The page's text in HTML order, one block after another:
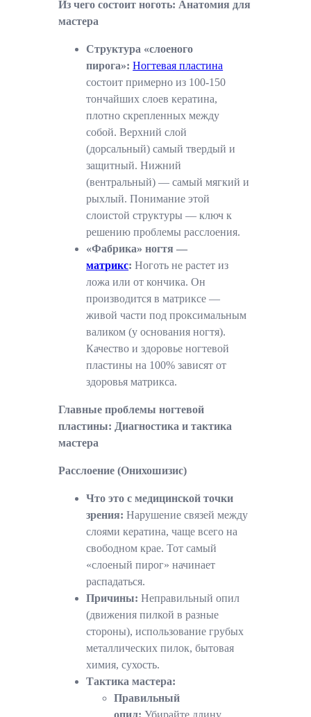
Из чего состоит ноготь: Анатомия для
мастера
Структура «слоеного
пирога»: Ногтевая пластина
состоит примерно из 100-150
тончайших слоев кератина,
плотно скрепленных между
собой. Верхний слой
(дорсальный) самый твердый и
защитный. Нижний
(вентральный) — самый мягкий и
рыхлый. Понимание этой
слоистой структуры — ключ к
решению проблемы расслоения.
«Фабрика» ногтя —
матрикс: Ноготь не растет из
ложа или от кончика. Он
производится в матриксе —
живой части под проксимальным
валиком (у основания ногтя).
Качество и здоровье ногтевой
пластины на 100% зависят от
здоровья матрикса.
Главные проблемы ногтевой
пластины: Диагностика и тактика
мастера
Расслоение (Онихошизис)
Что это с медицинской точки
зрения: Нарушение связей между
слоями кератина, чаще всего на
свободном крае. Тот самый
«слоеный пирог» начинает
распадаться.
Причины: Неправильный опил
(движения пилкой в разные
стороны), использование грубых
металлических пилок, бытовая
химия, сухость.
Тактика мастера:
Правильный
опил: Убирайте длину